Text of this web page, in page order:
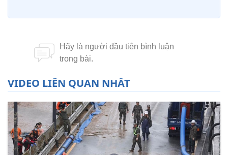
VIDEO LIÊN QUAN NHẤT